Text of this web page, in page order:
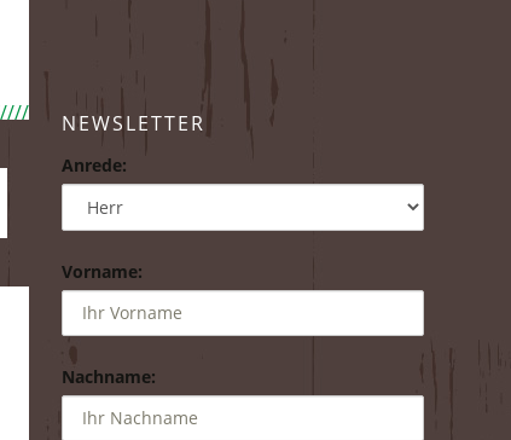
NEWSLETTER
Anrede:
Vorname:
Nachname: